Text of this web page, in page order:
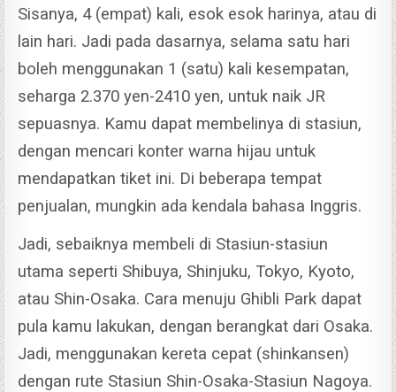
Sisanya, 4 (empat) kali, esok esok harinya, atau di
lain hari. Jadi pada dasarnya, selama satu hari
boleh menggunakan 1 (satu) kali kesempatan,
seharga 2.370 yen-2410 yen, untuk naik JR
sepuasnya. Kamu dapat membelinya di stasiun,
dengan mencari konter warna hijau untuk
mendapatkan tiket ini. Di beberapa tempat
penjualan, mungkin ada kendala bahasa Inggris.
Jadi, sebaiknya membeli di Stasiun-stasiun
utama seperti Shibuya, Shinjuku, Tokyo, Kyoto,
atau Shin-Osaka. Cara menuju Ghibli Park dapat
pula kamu lakukan, dengan berangkat dari Osaka.
Jadi, menggunakan kereta cepat (shinkansen)
dengan rute Stasiun Shin-Osaka-Stasiun Nagoya.